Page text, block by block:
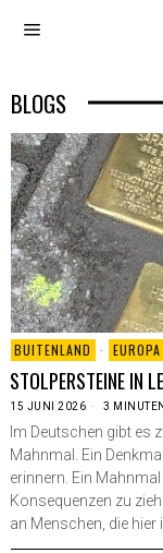
BLOGS
BUITENLAND · EUROPA
STOLPERSTEINE IN
15 JUNI 2026 3
Im Deutschen gibt es
Mahnmal. Ein
erinnern. Ein
Konsequenzen zu
an Menschen, die hier